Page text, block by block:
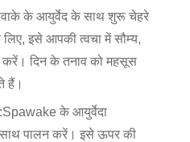
के आयुर्वेद के साथ शुरू चेहरे
इसे आपकी त्वचा में सौम्य,
करें। दिन के तनाव को महसूस
हैं।
Spawake के आयुर्वेदा
पालन करें। इसे ऊपर की